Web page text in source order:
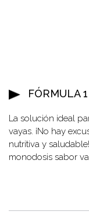
FÓRMULA
La solución ideal
vayas. ¡No hay
nutritiva y
monodosis sabor